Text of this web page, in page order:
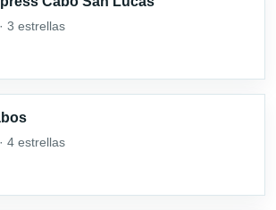
3 estrellas
4 estrellas